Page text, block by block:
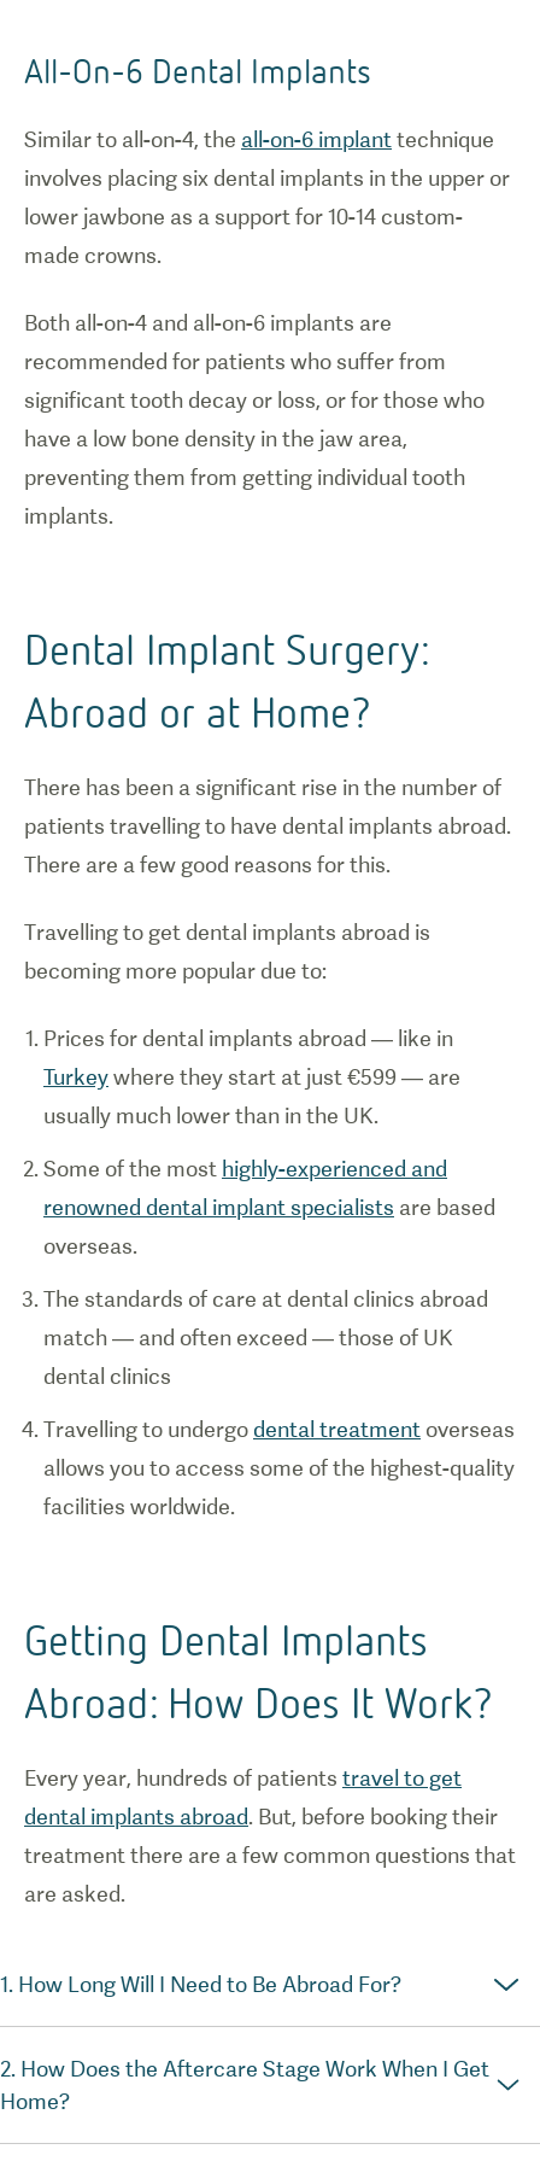
All-On-6 Dental Implants
Similar to all-on-4, the all-on-6 implant technique
involves placing six dental implants in the upper or
lower jawbone as a support for 10-14 custom-
made crowns.
Both all-on-4 and all-on-6 implants are
recommended for patients who suffer from
significant tooth decay or loss, or for those who
have a low bone density in the jaw area,
preventing them from getting individual tooth
implants.
Dental Implant Surgery:
Abroad or at Home?
There has been a significant rise in the number of
patients travelling to have dental implants abroad.
There are a few good reasons for this.
Travelling to get dental implants abroad is
becoming more popular due to:
Prices for dental implants abroad — like in
Turkeywhere they start at just €599 — are
usually much lower than in the UK.
Some of the most highly-experienced and
renowned dental implant specialists are based
overseas.
The standards of care at dental clinics abroad
match — and often exceed — those of UK
dental clinics
Travelling to undergo dental treatment overseas
allows you to access some of the highest-quality
facilities worldwide.
Getting Dental Implants
Abroad: How Does It Work?
Every year, hundreds of patients travel to get
dental implants abroad. But, before booking their
treatment there are a few common questions that
are asked.
1. How Long Will I Need to Be Abroad For?
2. How Does the Aftercare Stage Work When I Get
Home?